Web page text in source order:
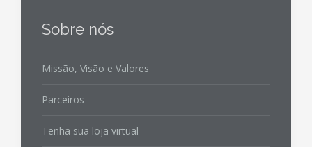
Sobre nós
Missão, Visão e Valores
Parceiros
Tenha sua loja virtual